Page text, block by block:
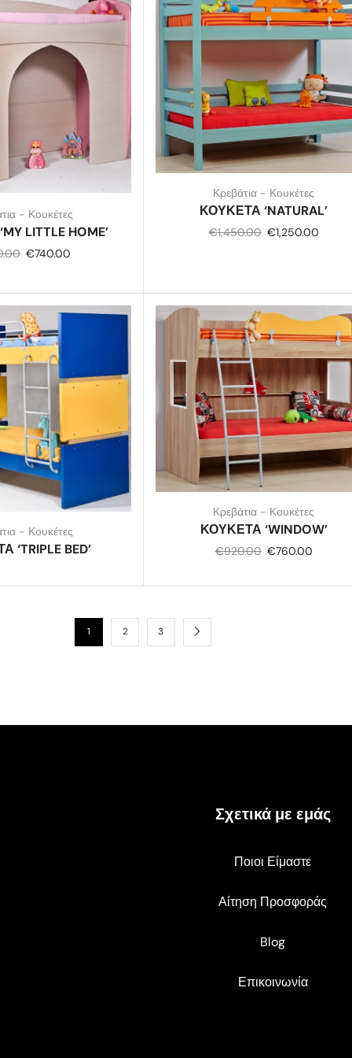
- Κουκέτες
LITTLE HOME’
€740.00
Κρεβάτια - Κουκέτες
ΚΟΥΚΕΤΑ ‘NATURAL’
€1,450.00 €1,250.00
- Κουκέτες
‘TRIPLE BED’
Κρεβάτια - Κουκέτες
ΚΟΥΚΕΤΑ ‘WINDOW’
€920.00 €760.00
1 2 3
Σχετικά με εμάς
Ποιοι Είμαστε
Αίτηση Προσφοράς
Blog
Επικοινωνία